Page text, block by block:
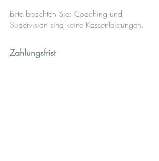
Bitte beachten Sie: Coaching und
Supervision sind keine Kassenleistungen.
Zahlungsfrist